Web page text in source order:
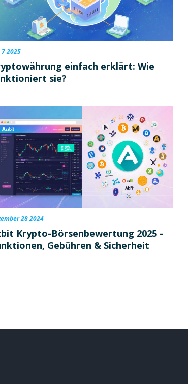
7 2025
einfach erklärt: Wie
sie?
28 2024
Krypto-Börsenbewertung 2025 -
Gebühren & Sicherheit